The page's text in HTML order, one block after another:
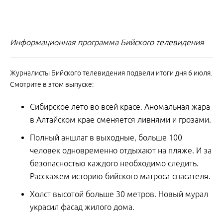
Информационная программа Бийского телевидения
Журналисты Бийского телевидения подвели итоги дня 6 июля.
Смотрите в этом выпуске:
Сибирское лето во всей красе. Аномальная жара
в Алтайском крае сменяется ливнями и грозами.
Полный аншлаг в выходные, больше 100
человек одновременно отдыхают на пляже. И за
безопасностью каждого необходимо следить.
Расскажем историю бийского матроса-спасателя.
Холст высотой больше 30 метров. Новый мурал
украсил фасад жилого дома.